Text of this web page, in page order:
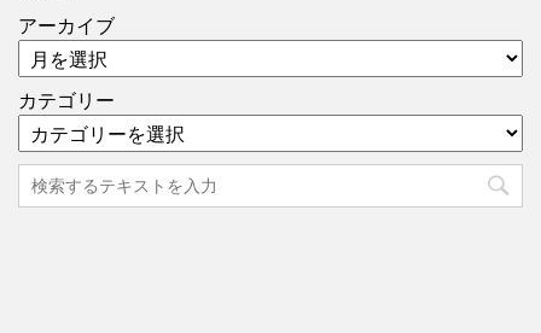
アーカイブ
カテゴリー